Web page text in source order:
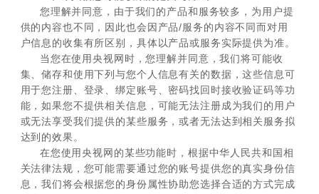
您理解并同意，由于我们的产品和服务较多，为用户提
供的内容也不同，因此也会因产品/服务的内容不同而对用
户信息的收集有所区别，具体以产品或服务实际提供为准。
当您在使用央视网时，您理解并同意，我们将可能收
集、储存和使用下列与您个人信息有关的数据，这些信息可
用于您注册、登录、绑定账号、密码找回时接收验证码等功
能，如果您不提供相关信息，可能无法注册成为我们的用户
或无法享受我们提供的某些服务，或者无法达到相关服务拟
达到的效果。
在您使用央视网的某些功能时，根据中华人民共和国相
关法律法规，您可能需要通过您的账号提供您的真实身份信
息，我们将会根据您的身份属性协助您选择合适的方式完成